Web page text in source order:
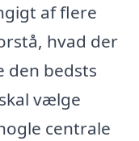
af flere
hvad der
den bedsts
vælge
centrale